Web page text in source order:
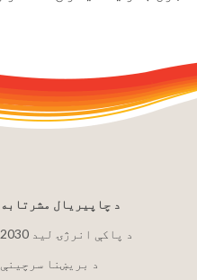
د چاپیریال مشرتابه
2030 د پاکې انرژۍ لید
د بریښنا سرچینې